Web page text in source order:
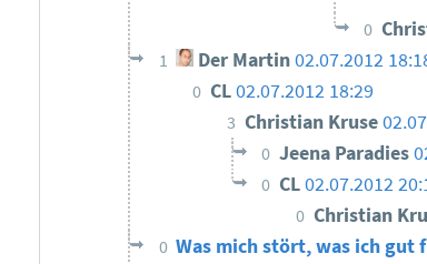
0
1 Der Martin02.07.2012
0 CL02.07.2012 18:29
3 Christian Kruse
0 Jeena Paradies
0 CL02.07.2012
0 Christian
0 Was mich stört, was ich gut